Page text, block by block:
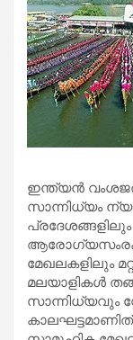
ഇന്ത്യൻ
സാന്നിധ്യം
പ്രദേശങ്ങളിലും
മേഖലകളിലും
മലയാളികൾ
സാന്നിധ്യവും